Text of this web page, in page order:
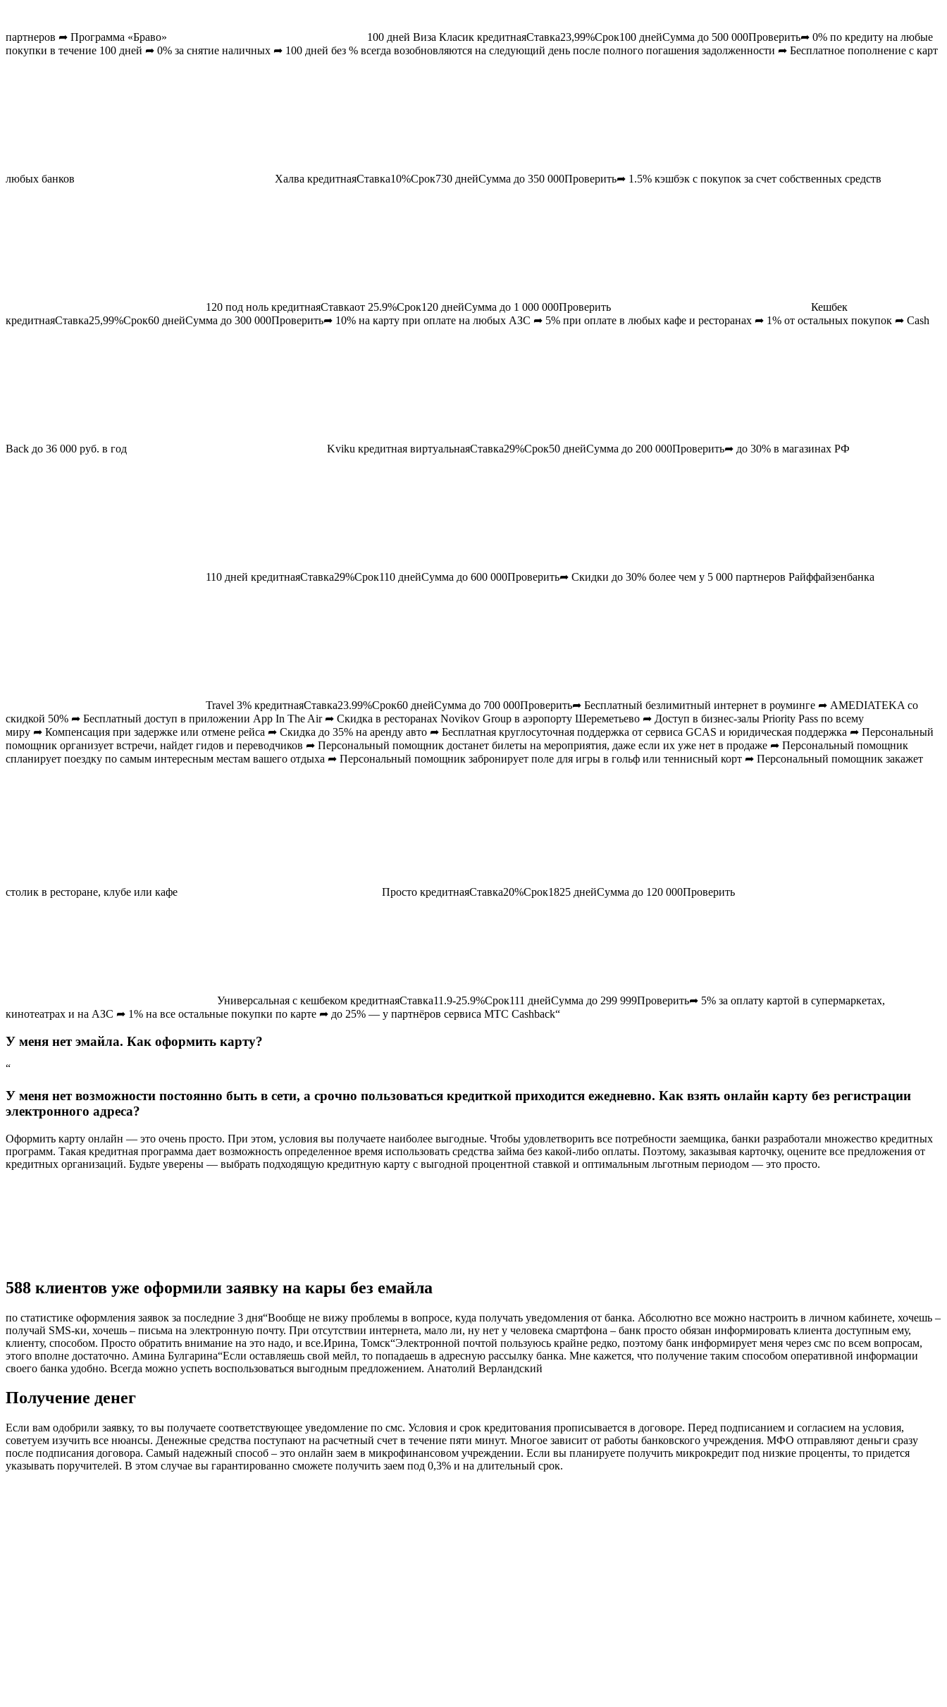
партнеров ➦ Программа «Браво» 100 дней Виза Класик кредитнаяСтавка23,99%Срок100 днейСумма до 500 000Проверить➦ 0% по кредиту на любые
покупки в течение 100 дней ➦ 0% за снятие наличных ➦ 100 дней без % всегда возобновляются на следующий день после полного погашения задолженности ➦ Бесплатное пополнение с карт
любых банков Халва кредитнаяСтавка10%Срок730 днейСумма до 350 000Проверить➦ 1.5% кэшбэк с покупок за счет собственных средств
120 под ноль кредитнаяСтавкаот 25.9%Срок120 днейСумма до 1 000 000Проверить
Кешбек
кредитнаяСтавка25,99%Срок60 днейСумма до 300 000Проверить➦ 10% на карту при оплате на любых АЗС ➦ 5% при оплате в любых кафе и ресторанах ➦ 1% от остальных покупок ➦ Cash
Back до 36 000 руб. в год Kviku кредитная виртуальнаяСтавка29%Срок50 днейСумма до 200 000Проверить➦ до 30% в магазинах РФ
110 дней кредитнаяСтавка29%Срок110 днейСумма до 600 000Проверить➦ Скидки до 30% более чем у 5 000 партнеров Райффайзенбанка
Travel 3% кредитнаяСтавка23.99%Срок60 днейСумма до 700 000Проверить➦ Бесплатный безлимитный интернет в роуминге ➦ AMEDIATEKA со
скидкой 50% ➦ Бесплатный доступ в приложении App In The Air ➦ Скидка в ресторанах Novikov Group в аэропорту Шереметьево ➦ Доступ в бизнес-залы Priority Pass по всему
миру ➦ Компенсация при задержке или отмене рейса ➦ Скидка до 35% на аренду авто ➦ Бесплатная круглосуточная поддержка от сервиса GCAS и юридическая поддержка ➦ Персональный
помощник организует встречи, найдет гидов и переводчиков ➦ Персональный помощник достанет билеты на мероприятия, даже если их уже нет в продаже ➦ Персональный помощник
спланирует поездку по самым интересным местам вашего отдыха ➦ Персональный помощник забронирует поле для игры в гольф или теннисный корт ➦ Персональный помощник закажет
столик в ресторане, клубе или кафе Просто кредитнаяСтавка20%Срок1825 днейСумма до 120 000Проверить
Универсальная с кешбеком кредитнаяСтавка11.9-25.9%Срок111 днейСумма до 299 999Проверить➦ 5% за оплату картой в супермаркетах,
кинотеатрах и на АЗС ➦ 1% на все остальные покупки по карте ➦ до 25% — у партнёров сервиса МТС Cashback“
У меня нет эмайла. Как оформить карту?
“
У меня нет возможности постоянно быть в сети, а срочно пользоваться кредиткой приходится ежедневно. Как взять онлайн карту без регистрации
электронного адреса?
Оформить карту онлайн — это очень просто. При этом, условия вы получаете наиболее выгодные. Чтобы удовлетворить все потребности заемщика, банки разработали множество кредитных
программ. Такая кредитная программа дает возможность определенное время использовать средства займа без какой-либо оплаты. Поэтому, заказывая карточку, оцените все предложения от
кредитных организаций. Будьте уверены — выбрать подходящую кредитную карту с выгодной процентной ставкой и оптимальным льготным периодом — это просто.
588 клиентов уже оформили заявку на кары без емайла
по статистике оформления заявок за последние 3 дня“Вообще не вижу проблемы в вопросе, куда получать уведомления от банка. Абсолютно все можно настроить в личном кабинете, хочешь –
получай SМS-ки, хочешь – письма на электронную почту. При отсутствии интернета, мало ли, ну нет у человека смартфона – банк просто обязан информировать клиента доступным ему,
клиенту, способом. Просто обратить внимание на это надо, и все.Ирина, Томск“Электронной почтой пользуюсь крайне редко, поэтому банк информирует меня через смс по всем вопросам,
этого вполне достаточно. Амина Булгарина“Если оставляешь свой мейл, то попадаешь в адресную рассылку банка. Мне кажется, что получение таким способом оперативной информации
своего банка удобно. Всегда можно успеть воспользоваться выгодным предложением. Анатолий Верландский
Получение денег
Если вам одобрили заявку, то вы получаете соответствующее уведомление по смс. Условия и срок кредитования прописывается в договоре. Перед подписанием и согласием на условия,
советуем изучить все нюансы. Денежные средства поступают на расчетный счет в течение пяти минут. Многое зависит от работы банковского учреждения. МФО отправляют деньги сразу
после подписания договора. Самый надежный способ – это онлайн заем в микрофинансовом учреждении. Если вы планируете получить микрокредит под низкие проценты, то придется
указывать поручителей. В этом случае вы гарантированно сможете получить заем под 0,3% и на длительный срок.